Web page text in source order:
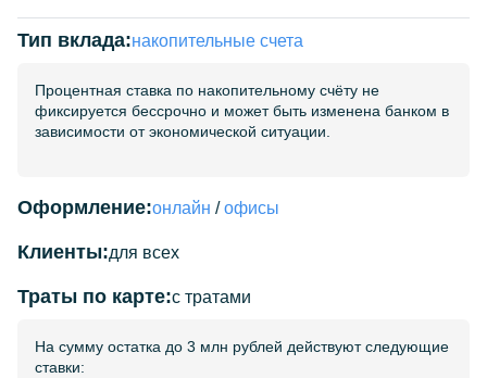
Тип вклада:накопительные счета
Процентная ставка по накопительному счёту не
фиксируется бессрочно и может быть изменена банком в
зависимости от экономической ситуации.
Оформление:онлайн /офисы
Клиенты:для всех
Траты по карте:с тратами
На сумму остатка до 3 млн рублей действуют следующие
ставки: